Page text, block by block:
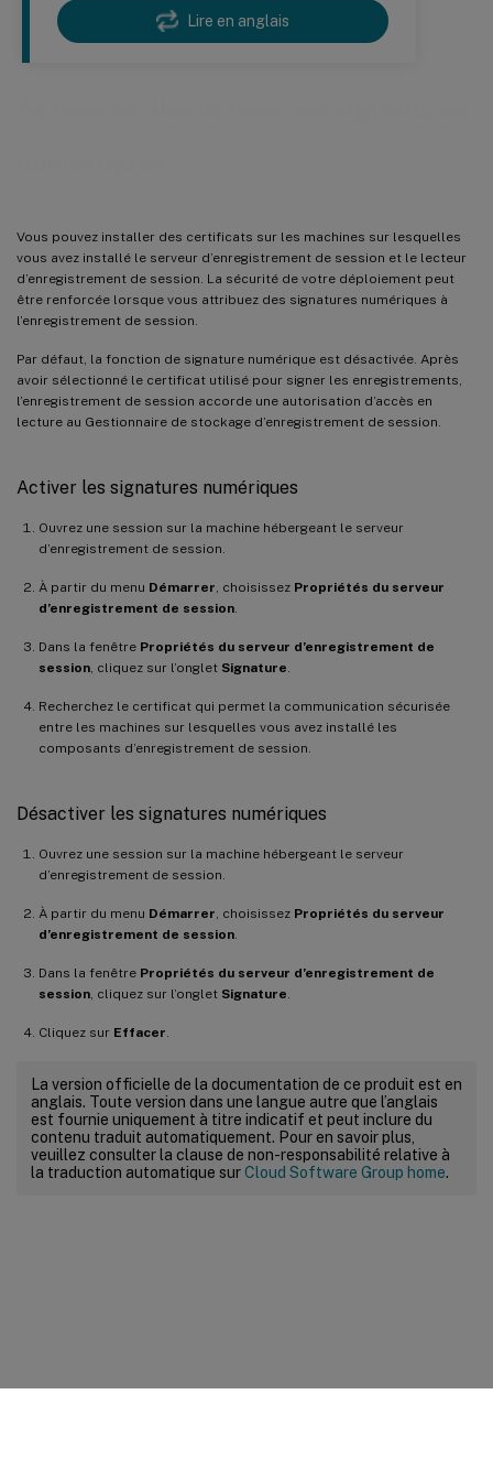
Lire en anglais
Vous pouvez installer des certificats sur les machines sur lesquelles
vous avez installé le serveur d’enregistrement de session et le lecteur
d’enregistrement de session. La sécurité de votre déploiement peut
être renforcée lorsque vous attribuez des signatures numériques à
l’enregistrement de session.
Par défaut, la fonction de signature numérique est désactivée. Après
avoir sélectionné le certificat utilisé pour signer les enregistrements,
l’enregistrement de session accorde une autorisation d’accès en
lecture au Gestionnaire de stockage d’enregistrement de session.
Activer les signatures numériques
Ouvrez une session sur la machine hébergeant le serveur
d’enregistrement de session.
À partir du menu Démarrer , choisissez Propriétés du serveur
d’enregistrement de session
Dans la fenêtre Propriétés du serveur d’enregistrement de
session , cliquez sur l’onglet Signature
Recherchez le certificat qui permet la communication sécurisée
entre les machines sur lesquelles vous avez installé les
composants d’enregistrement de session.
Désactiver les signatures numériques
Ouvrez une session sur la machine hébergeant le serveur
d’enregistrement de session.
À partir du menu Démarrer , choisissez Propriétés du serveur
d’enregistrement de session
Dans la fenêtre Propriétés du serveur d’enregistrement de
session , cliquez sur l’onglet Signature
Cliquez sur Effacer
La version officielle de la documentation de ce produit est en
anglais. Toute version dans une langue autre que l’anglais
est fournie uniquement à titre indicatif et peut inclure du
contenu traduit automatiquement. Pour en savoir plus,
veuillez consulter la clause de non-responsabilité relative à
la traduction automatique surCloud Software Group home.